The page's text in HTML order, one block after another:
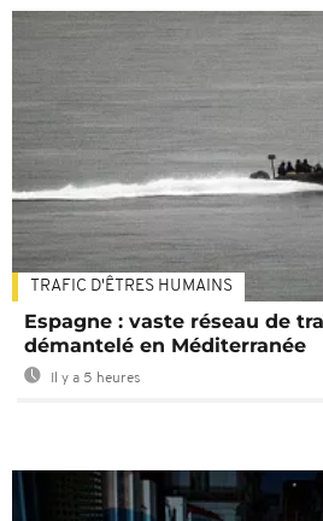
TRAFIC D'ÊTRES HUMAINS
Espagne : vaste réseau de
démantelé en Méditerranée
Il y a 5 heures